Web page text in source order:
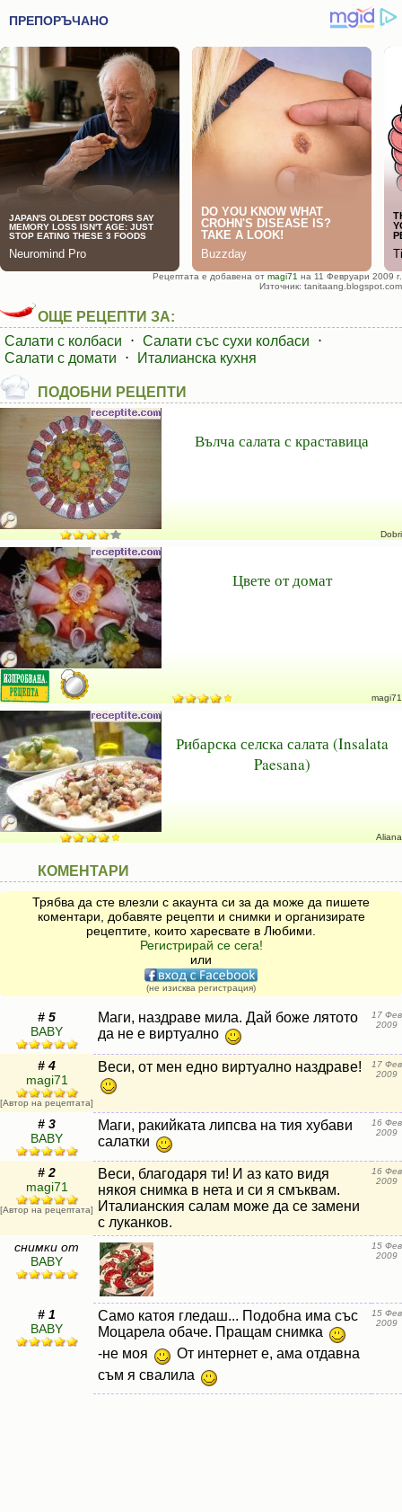
Рецептата е добавена от magi71 на 11 Февруари 2009 г.
Източник: tanitaang.blogspot.com
ОЩЕ РЕЦЕПТИ ЗА:
Салати с колбаси
⋅ Салати със сухи колбаси
⋅
Салати с домати
⋅ Италианска кухня
ПОДОБНИ РЕЦЕПТИ
Вълча салата с краставица
Dobri
Цвете от домат
magi71
Рибарска селска салата (Insalata
Paesana)
Aliana
КОМЕНТАРИ
Трябва да сте влезли с акаунта си за да може да пишете
коментари, добавяте рецепти и снимки и организирате
рецептите, които харесвате в Любими.
Регистрирай се сега!
или
(не изисква регистрация)
# 5
BABY
Маги, наздраве мила. Дай боже лятото
да не е виртуално
17 Фев
2009
# 4
magi71
[Автор на рецептата]
Веси, от мен едно виртуално наздраве!
17 Фев
2009
# 3
BABY
Maги, ракийката липсва на тия хубави
салатки
16 Фев
2009
# 2
magi71
[Автор на рецептата]
Веси, благодаря ти! И аз като видя
някоя снимка в нета и си я смъквам.
Италианския салам може да се замени
с луканков.
16 Фев
2009
снимки от
BABY
15 Фев
2009
# 1
BABY
Само катоя гледаш... Подобна има със
Моцарела обаче. Пращам снимка
-не моя
От интернет е, ама отдавна
съм я свалила
15 Фев
2009